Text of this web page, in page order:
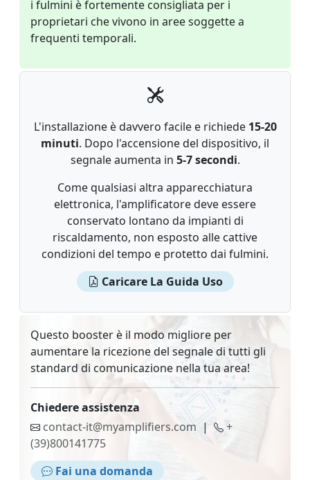
i fulmini è fortemente consigliata per i
proprietari che vivono in aree soggette a
frequenti temporali.
L'installazione è davvero facile e richiede15-20
minuti. Dopo l'accensione del dispositivo, il
segnale aumenta in 5-7 secondi.
Come qualsiasi altra apparecchiatura
elettronica, l'amplificatore deve essere
conservato lontano da impianti di
riscaldamento, non esposto alle cattive
condizioni del tempo e protetto dai fulmini.
Caricare La Guida Uso
Questo booster è il modo migliore per
aumentare la ricezione del segnale di tutti gli
standard di comunicazione nella tua area!
Chiedere assistenza
contact-it@myamplifiers.com |
+
(39)800141775
Fai una domanda